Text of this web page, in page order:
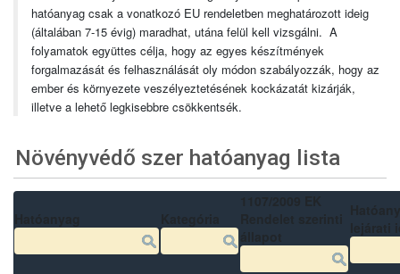
hatóanyag csak a vonatkozó EU rendeletben meghatározott ideig
(általában 7-15 évig) maradhat, utána felül kell vizsgálni. A
folyamatok együttes célja, hogy az egyes készítmények
forgalmazását és felhasználását oly módon szabályozzák, hogy az
ember és környezete veszélyeztetésének kockázatát kizárják,
illetve a lehető legkisebbre csökkentsék.
Növényvédő szer hatóanyag lista